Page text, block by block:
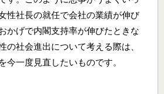
性社長の就任で会社の業績が伸び
かげで内閣支持率が伸びたときな
の社会進出について考える際は、
今一度見直したいものです。